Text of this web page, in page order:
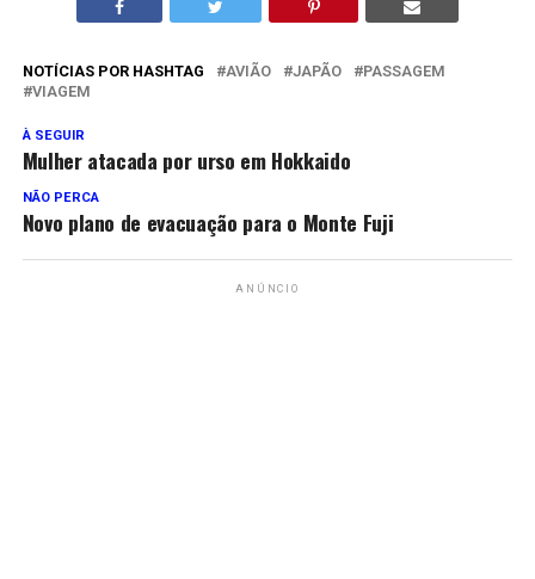
NOTÍCIAS POR HASHTAG AVIÃO JAPÃO
PASSAGEM
VIAGEM
À SEGUIR
Mulher atacada por urso em Hokkaido
NÃO PERCA
Novo plano de evacuação para o Monte Fuji
ANÚNCIO